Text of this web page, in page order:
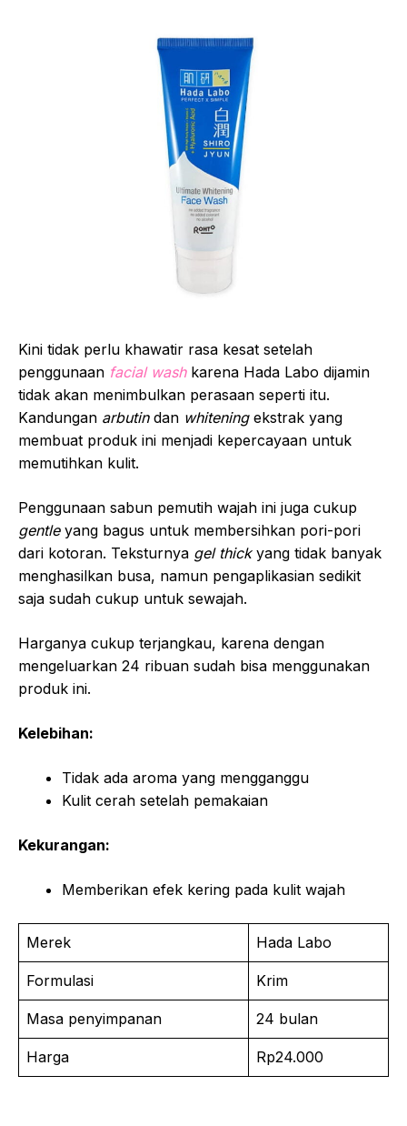
Kini tidak perlu khawatir rasa kesat setelah
penggunaan facial wash karena Hada Labo dijamin
tidak akan menimbulkan perasaan seperti itu.
Kandungan arbutindan whiteningekstrak yang
membuat produk ini menjadi kepercayaan untuk
memutihkan kulit.
Penggunaan sabun pemutih wajah ini juga cukup
gentleyang bagus untuk membersihkan pori-pori
dari kotoran. Teksturnya gel thickyang tidak banyak
menghasilkan busa, namun pengaplikasian sedikit
saja sudah cukup untuk sewajah.
Harganya cukup terjangkau, karena dengan
mengeluarkan 24 ribuan sudah bisa menggunakan
produk ini.
Kelebihan:
Tidak ada aroma yang mengganggu
Kulit cerah setelah pemakaian
Kekurangan:
Memberikan efek kering pada kulit wajah
Merek Hada Labo
Formulasi Krim
Masa penyimpanan 24 bulan
Harga Rp24.000